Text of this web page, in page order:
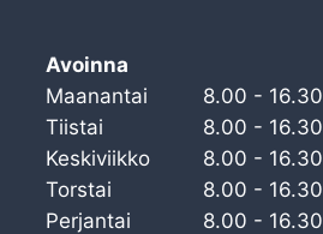
Avoinna
Maanantai
8.00 - 16.30
Tiistai
8.00 - 16.30
Keskiviikko
8.00 - 16.30
Torstai
8.00 - 16.30
Perjantai
8.00 - 16.30